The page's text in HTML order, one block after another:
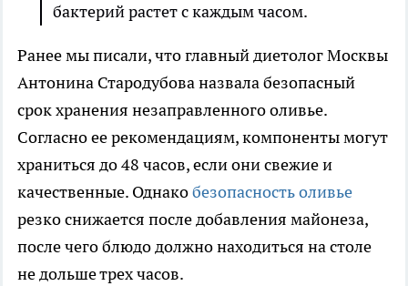
бактерий растет с каждым часом.
Ранее мы писали, что главный диетолог Москвы
Антонина Стародубова назвала безопасный
срок хранения незаправленного оливье.
Согласно ее рекомендациям, компоненты могут
храниться до 48 часов, если они свежие и
качественные. Однакобезопасность оливье
резко снижается после добавления майонеза,
после чего блюдо должно находиться на столе
не дольше трех часов.